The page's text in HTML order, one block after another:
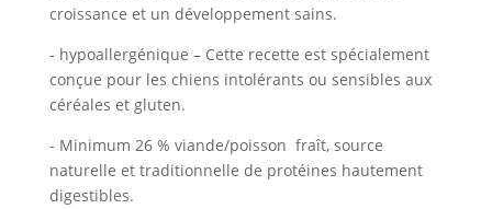
croissance et un développement sains.
- hypoallergénique – Cette recette est spécialement
conçue pour les chiens intolérants ou sensibles aux
céréales et gluten.
- Minimum 26 % viande/poisson fraît, source
naturelle et traditionnelle de protéines hautement
digestibles.